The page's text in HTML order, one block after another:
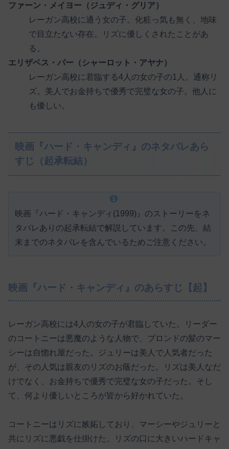
ファーン・メイヨー（ジュディ・グリア）
レーガン高校に通う女の子。化粧っ気も無く、地味
で目立たない存在。リズに優しくされたことがあ
る。
エリザベス・パー（シャーロット・アヤナ）
レーガン高校に君臨する4人の女の子の1人。通称リ
ズ。美人でお金持ちで優秀で完璧な女の子。他人に
も優しい。
映画『ハード・キャンディ』のネタバレあら
すじ（起承転結）
映画『ハード・キャンディ(1999)』のストーリーをネ
タバレありの起承転結で解説しています。この先、結
末までのネタバレを含んでいるためご注意ください。
映画『ハード・キャンディ』のあらすじ【起】
レーガン高校には4人の女の子が君臨していた。リーダー
のコートニーは悪魔のような人物で、ブロンドの髪のマー
シーは自惚れ屋だった。ジュリーは美人で人気者だった
が、その人気は親友のリズのお蔭だった。リズは美人なだ
けでなく、お金持ちで優秀で完璧な女の子だった。そし
て、何より優しいところが皆から好かれていた。
コートニーはリズに嫉妬しており、マーシーやジュリーと
共にリズに悪戯を仕掛けた。リズの口に大きいハードキャ